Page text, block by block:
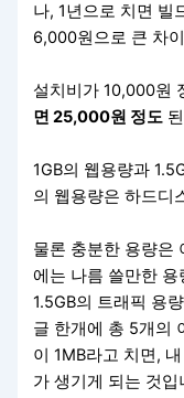
나, 1년으로 치면 빌
6,000원으로 큰 차
설치비가 10,000원
면 25,000원 정도
1GB의 웹용량과
의 웹용량은 하드디
물론 충분한 용량은
에는 나름 쓸만한
1.5GB의 트래픽 용
글 한개에 총 5개의
이 1MB라고 치면,
가 생기게 되는 것입